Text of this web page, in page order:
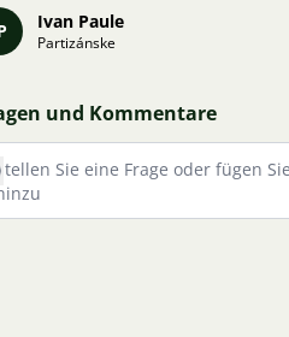
Ivan Paule
Partizánske
und Kommentare